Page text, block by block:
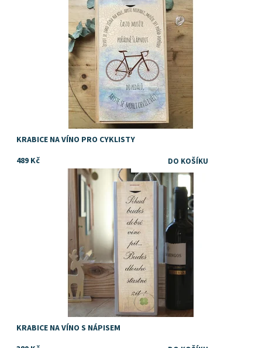
Skladem
KRABICE NA VÍNO PRO CYKLISTY
489 Kč
Skladem
KRABICE NA VÍNO S NÁPISEM